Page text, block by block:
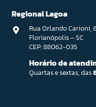
Regional Lagoa
Rua Orlando Carioni,
Florianópolis – SC
CEP: 88062-035
Horário de
Quartas e sextas, das